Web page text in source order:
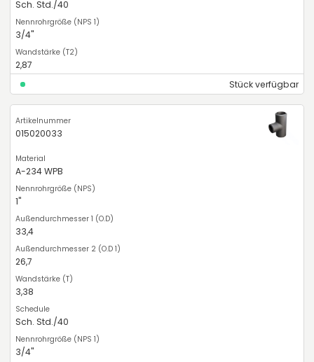
Sch. Std./40
3/4"
2,87
Stück verfügbar
015020033
A-234 WPB
1"
33,4
26,7
3,38
Sch. Std./40
3/4"